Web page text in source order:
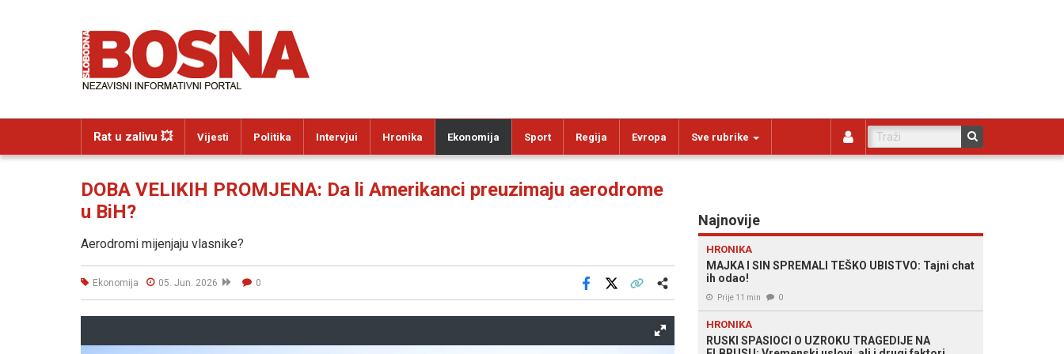
Rat u zalivu 💥 Vijesti Politika Intervjui Hronika Ekonomija Sport Regija Evropa Sve rubrike
DOBA VELIKIH PROMJENA: Da li Amerikanci preuzimaju aerodrome
u BiH?
Aerodromi mijenjaju vlasnike?
Ekonomija 05. Jun. 2026 0
Facebook
Najnovije
HRONIKA
MAJKA I SIN SPREMALI TEŠKO UBISTVO: Tajni chat
ih odao!
Prije 11 min 0
HRONIKA
RUSKI SPASIOCI O UZROKU TRAGEDIJE NA